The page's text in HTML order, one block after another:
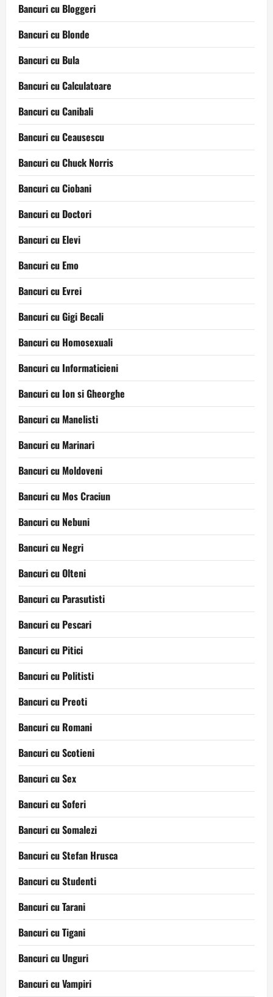
Bancuri cu Bloggeri
Bancuri cu Blonde
Bancuri cu Bula
Bancuri cu Calculatoare
Bancuri cu Canibali
Bancuri cu Ceausescu
Bancuri cu Chuck Norris
Bancuri cu Ciobani
Bancuri cu Doctori
Bancuri cu Elevi
Bancuri cu Emo
Bancuri cu Evrei
Bancuri cu Gigi Becali
Bancuri cu Homosexuali
Bancuri cu Informaticieni
Bancuri cu Ion si Gheorghe
Bancuri cu Manelisti
Bancuri cu Marinari
Bancuri cu Moldoveni
Bancuri cu Mos Craciun
Bancuri cu Nebuni
Bancuri cu Negri
Bancuri cu Olteni
Bancuri cu Parasutisti
Bancuri cu Pescari
Bancuri cu Pitici
Bancuri cu Politisti
Bancuri cu Preoti
Bancuri cu Romani
Bancuri cu Scotieni
Bancuri cu Sex
Bancuri cu Soferi
Bancuri cu Somalezi
Bancuri cu Stefan Hrusca
Bancuri cu Studenti
Bancuri cu Tarani
Bancuri cu Tigani
Bancuri cu Unguri
Bancuri cu Vampiri